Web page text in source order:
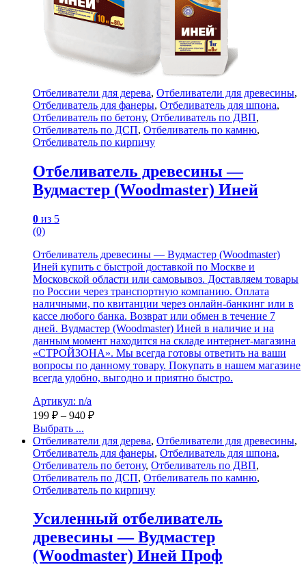
Отбеливатели для дерева, Отбеливатели для древесины,
Отбеливатель для фанеры, Отбеливатель для шпона,
Отбеливатель по бетону, Отбеливатель по ДВП,
Отбеливатель по ДСП, Отбеливатель по камню,
Отбеливатель по кирпичу
Отбеливатель древесины —
Вудмастер (Woodmaster) Иней
0 из 5
(0)
Отбеливатель древесины — Вудмастер (Woodmaster)
Иней купить с быстрой доставкой по Москве и
Московской области или самовывоз. Доставляем товары
по России через транспортную компанию. Оплата
наличными, по квитанции через онлайн-банкинг или в
кассе любого банка. Возврат или обмен в течение 7
дней. Вудмастер (Woodmaster) Иней в наличие и на
данным момент находится на складе интернет-магазина
«СТРОЙЗОНА». Мы всегда готовы ответить на ваши
вопросы по данному товару. Покупать в нашем магазине
всегда удобно, выгодно и приятно быстро.
Артикул: n/a
199 ₽ – 940 ₽
Выбрать ...
Отбеливатели для дерева, Отбеливатели для древесины,
Отбеливатель для фанеры, Отбеливатель для шпона,
Отбеливатель по бетону, Отбеливатель по ДВП,
Отбеливатель по ДСП, Отбеливатель по камню,
Отбеливатель по кирпичу
Усиленный отбеливатель
древесины — Вудмастер
(Woodmaster) Иней Проф